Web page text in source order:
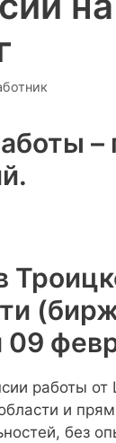
–
09
работы от
и
без